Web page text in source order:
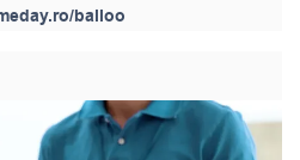
balloo